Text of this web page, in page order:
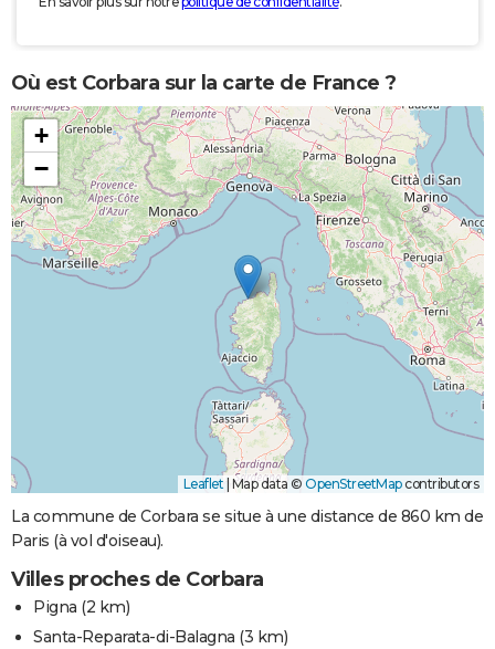
Où est Corbara sur la carte de France ?
+
−
Leaflet Map data © OpenStreetMapcontributors
La commune de Corbara se situe à une distance de 860 km de
Paris (à vol d'oiseau).
Villes proches de Corbara
Pigna (2 km)
Santa-Reparata-di-Balagna (3 km)